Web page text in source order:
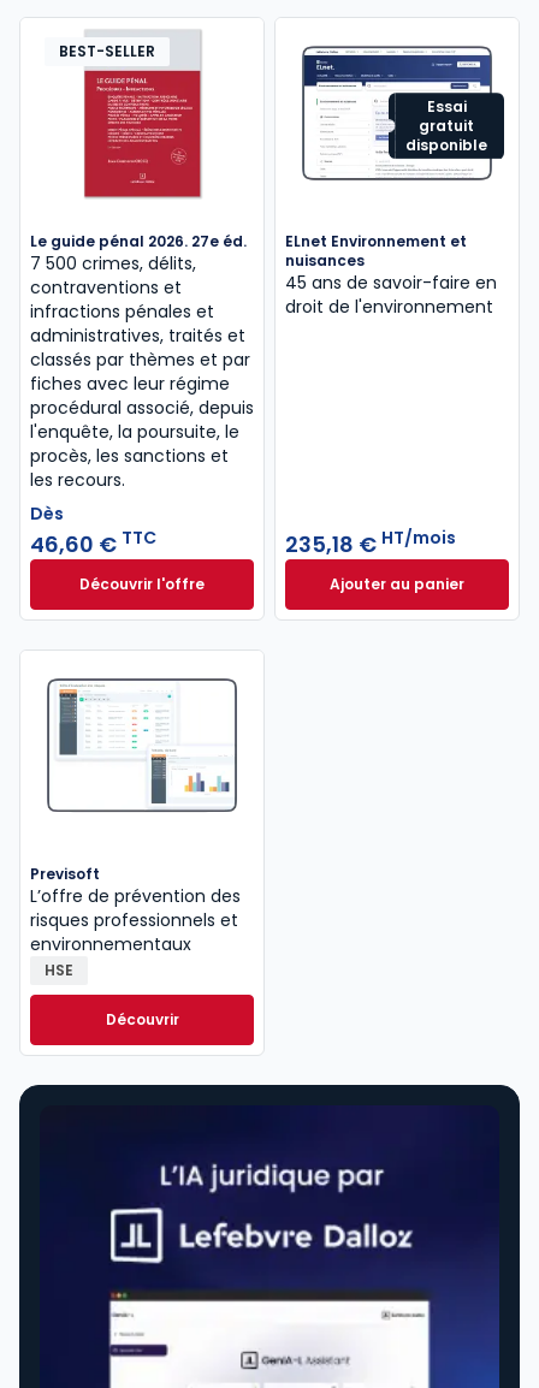
BEST-SELLER
Le guide pénal 2026. 27e éd.
7 500 crimes, délits,
contraventions et
infractions pénales et
administratives, traités et
classés par thèmes et par
fiches avec leur régime
procédural associé, depuis
l'enquête, la poursuite, le
procès, les sanctions et
les recours.
Dès
46,60 € TTC
Découvrir l'offreLe guide pénal 2026. 27e éd. à partir de
Dès
Essai
gratuit
disponible
ELnet Environnement et
nuisances
45 ans de savoir-faire en
droit de l'environnement
235,18 € HT/mois
Ajouter au panier
ELnet
Previsoft
L’offre de prévention des
risques professionnels et
environnementaux
HSE
Découvrir